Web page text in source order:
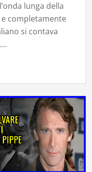
lunga della
completamente
si contava